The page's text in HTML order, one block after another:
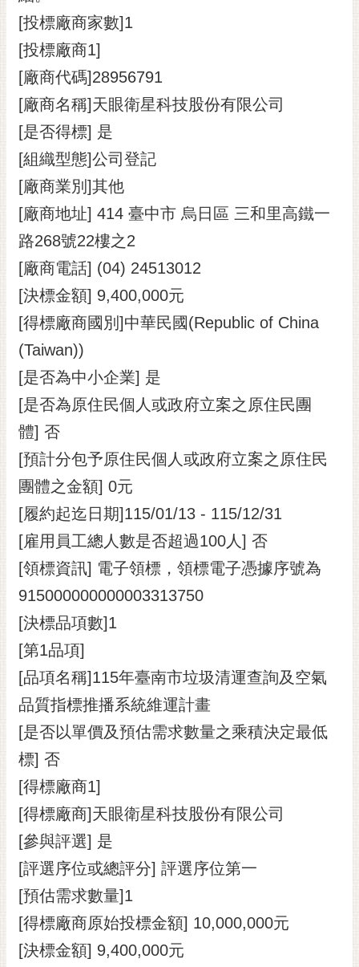
[投標廠商家數]1
[投標廠商1]
[廠商代碼]28956791
[廠商名稱]天眼衛星科技股份有限公司
[是否得標] 是
[組織型態]公司登記
[廠商業別]其他
[廠商地址] 414 臺中市 烏日區 三和里高鐵一
路268號22樓之2
[廠商電話] (04) 24513012
[決標金額] 9,400,000元
[得標廠商國別]中華民國(Republic of China
(Taiwan))
[是否為中小企業] 是
[是否為原住民個人或政府立案之原住民團
體] 否
[預計分包予原住民個人或政府立案之原住民
團體之金額] 0元
[履約起迄日期]115/01/13 - 115/12/31
[雇用員工總人數是否超過100人] 否
[領標資訊] 電子領標，領標電子憑據序號為
915000000000003313750
[決標品項數]1
[第1品項]
[品項名稱]115年臺南市垃圾清運查詢及空氣
品質指標推播系統維運計畫
[是否以單價及預估需求數量之乘積決定最低
標] 否
[得標廠商1]
[得標廠商]天眼衛星科技股份有限公司
[參與評選] 是
[評選序位或總評分] 評選序位第一
[預估需求數量]1
[得標廠商原始投標金額] 10,000,000元
[決標金額] 9,400,000元